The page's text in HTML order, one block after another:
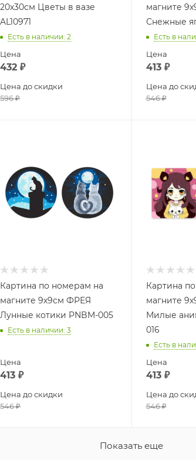
20х30см Цветы в вазе
AL10971
Есть в наличии: 2
Цена
432 ₽
Цена до скидки
596₽
магните
Снежные
Есть в
Цена
413₽
Цена до
546₽
Картина по номерам на
магните 9х9см ФРЕЯ
Лунные котики PNBM-005
Есть в наличии: 3
Цена
413 ₽
Цена до скидки
546₽
Картина
магните
Милые
016
Есть в
Цена
413₽
Цена до
546₽
Показать еще